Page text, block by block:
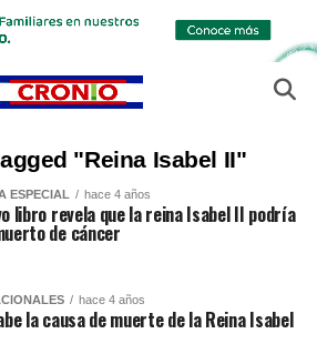
"Reina Isabel II"
ESPECIAL hace 4 años
libro revela que la reina Isabel II podría
de cáncer
hace 4 años
la causa de muerte de la Reina Isabel